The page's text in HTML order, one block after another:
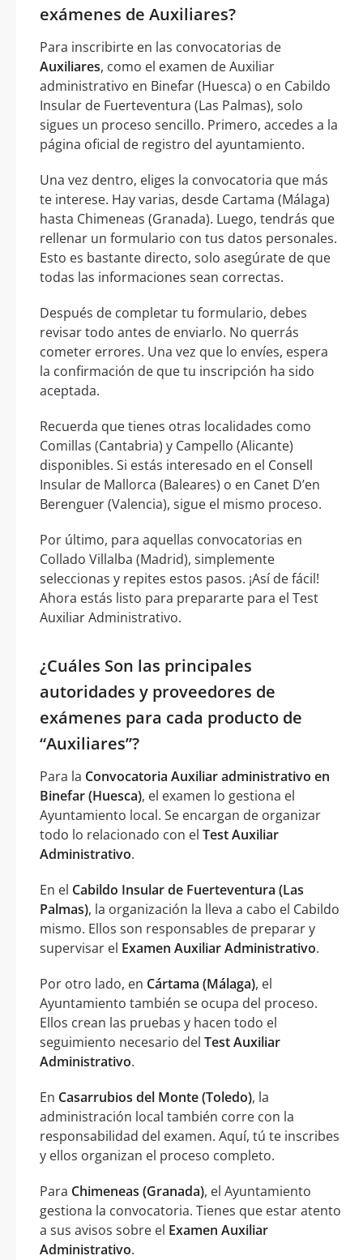
exámenes de Auxiliares?
Para inscribirte en las convocatorias de
Auxiliares, como el examen de Auxiliar
administrativo en Binefar (Huesca) o en Cabildo
Insular de Fuerteventura (Las Palmas), solo
sigues un proceso sencillo. Primero, accedes a la
página oficial de registro del ayuntamiento.
Una vez dentro, eliges la convocatoria que más
te interese. Hay varias, desde Cartama (Málaga)
hasta Chimeneas (Granada). Luego, tendrás que
rellenar un formulario con tus datos personales.
Esto es bastante directo, solo asegúrate de que
todas las informaciones sean correctas.
Después de completar tu formulario, debes
revisar todo antes de enviarlo. No querrás
cometer errores. Una vez que lo envíes, espera
la confirmación de que tu inscripción ha sido
aceptada.
Recuerda que tienes otras localidades como
Comillas (Cantabria) y Campello (Alicante)
disponibles. Si estás interesado en el Consell
Insular de Mallorca (Baleares) o en Canet D’en
Berenguer (Valencia), sigue el mismo proceso.
Por último, para aquellas convocatorias en
Collado Villalba (Madrid), simplemente
seleccionas y repites estos pasos. ¡Así de fácil!
Ahora estás listo para prepararte para el Test
Auxiliar Administrativo.
¿Cuáles Son las principales
autoridades y proveedores de
exámenes para cada producto de
“Auxiliares”?
Para la Convocatoria Auxiliar administrativo en
Binefar (Huesca), el examen lo gestiona el
Ayuntamiento local. Se encargan de organizar
todo lo relacionado con el Test Auxiliar
Administrativo.
En el Cabildo Insular de Fuerteventura (Las
Palmas), la organización la lleva a cabo el Cabildo
mismo. Ellos son responsables de preparar y
supervisar el Examen Auxiliar Administrativo.
Por otro lado, en Cártama (Málaga), el
Ayuntamiento también se ocupa del proceso.
Ellos crean las pruebas y hacen todo el
seguimiento necesario del Test Auxiliar
Administrativo.
En Casarrubios del Monte (Toledo), la
administración local también corre con la
responsabilidad del examen. Aquí, tú te inscribes
y ellos organizan el proceso completo.
Para Chimeneas (Granada), el Ayuntamiento
gestiona la convocatoria. Tienes que estar atento
a sus avisos sobre el Examen Auxiliar
Administrativo.